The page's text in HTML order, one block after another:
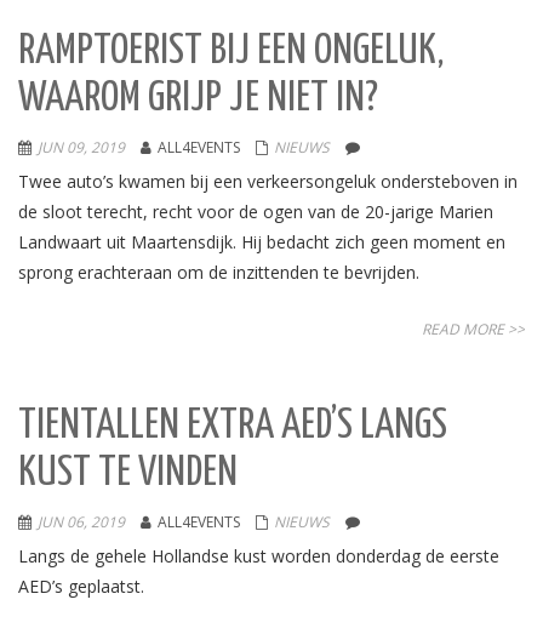
RAMPTOERIST BIJ EEN ONGELUK,
WAAROM GRIJP JE NIET IN?
JUN 09, 2019 ALL4EVENTS NIEUWS
Twee auto’s kwamen bij een verkeersongeluk ondersteboven in
de sloot terecht, recht voor de ogen van de 20-jarige Marien
Landwaart uit Maartensdijk. Hij bedacht zich geen moment en
sprong erachteraan om de inzittenden te bevrijden.
READ MORE >>
TIENTALLEN EXTRA AED’S LANGS
KUST TE VINDEN
JUN 06, 2019 ALL4EVENTS NIEUWS
Langs de gehele Hollandse kust worden donderdag de eerste
AED’s geplaatst.